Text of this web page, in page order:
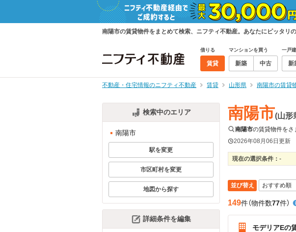
南陽市の賃貸物件をまとめて検索、ニフティ不動産。あなたにピッタリ
借りる
賃貸
マンションを買う
新築 中古
一戸
新
不動産・住宅情報のニフティ不動産 賃貸 山形県 南陽市の賃貸
検索中のエリア
南陽市
駅を変更
市区町村を変更
地図から探す
詳細条件を編集
南陽市(山形
南陽市の賃貸物件をさ
2026年08月06日更新
現在の選択条件： -
並び替え
149件（物件数77件）
モデリアEの